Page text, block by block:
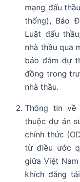
mạng đấu
thống), Báo
Luật đấu
nhà thầu qua
bảo đảm dự
đồng trong
nhà thầu.
Thông tin
thuộc dự án
chính thức
từ điều ước
giữa Việt
khích đăng